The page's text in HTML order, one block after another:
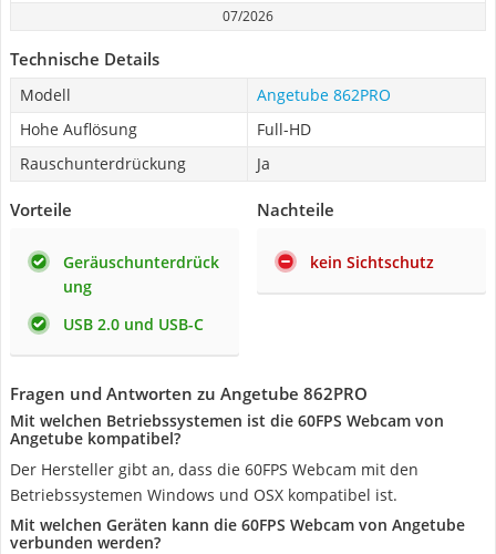
07/2026
Technische Details
Modell
Angetube 862PRO
Hohe Auflösung
Full-HD
Rauschunterdrückung
Ja
Vorteile
Geräuschunterdrück
ung
USB 2.0 und USB-C
Nachteile
kein Sichtschutz
Fragen und Antworten zu Angetube 862PRO
Mit welchen Betriebssystemen ist die 60FPS Webcam von
Angetube kompatibel?
Der Hersteller gibt an, dass die 60FPS Webcam mit den
Betriebssystemen Windows und OSX kompatibel ist.
Mit welchen Geräten kann die 60FPS Webcam von Angetube
verbunden werden?